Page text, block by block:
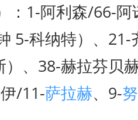
：1-阿利森/66-
5-科纳特）、
）、38-赫拉芬贝
/11-萨拉赫、9-